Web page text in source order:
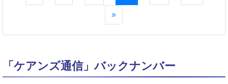
»
「ケアンズ通信」バックナンバー